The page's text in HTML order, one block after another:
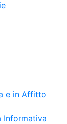
Informativa